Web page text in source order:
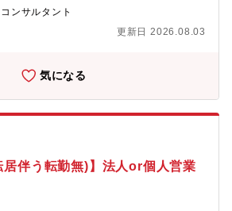
価値評価等の専門性を習得 ・複数サービ
める入社3年後 （案件主担当としてクライ
、事業計画策定、資本政策、経営管理、IPO
ます。【職務内容】マネージャーを含む3～
援 ・資金調達支援 ・財務税務デューデリジ
・組織再編支援 ・M&A戦略立案および
本政策、会計制度構築、内部管理体制構
算開示支援 ・会計、経営管理全般のコンサ
以下業務にも携わることが可能・税務顧
アドバイザリー ・人事組織コンサルテ
を起点に経営全体へ関われる会計・税務の
、資本政策、経営管理まで幅広く関与でき
務所で培った専門性を、より経営に近い
ンサルタント
更新日 2026.08.03
気になる
居伴う転勤無)】法人or個人営業